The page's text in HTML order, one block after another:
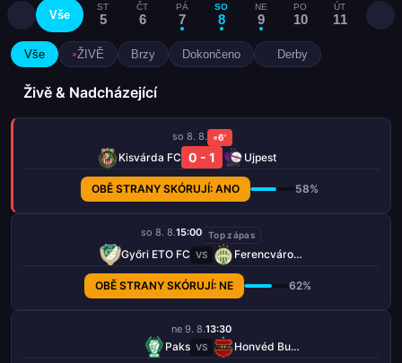
Vše
ST
5
ČT
6
PÁ
7
SO
8
NE
9
PO
10
ÚT
11
Vše ŽIVĚ Brzy Dokončeno Derby
Živě & Nadcházející
so 8. 8. 6'
Kisvárda FC 0 - 1 Ujpest
OBĚ STRANY SKÓRUJÍ: ANO 58%
so 8. 8.15:00 Top zápas
Győri ETO FC VS Ferencváros TC
OBĚ STRANY SKÓRUJÍ: NE 62%
ne 9. 8.13:30
Paks VS Honvéd Budapešť